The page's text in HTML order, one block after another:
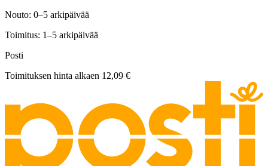
Nouto: 0–5 arkipäivää
Toimitus: 1–5 arkipäivää
Posti
Toimituksen hinta alkaen 12,09 €